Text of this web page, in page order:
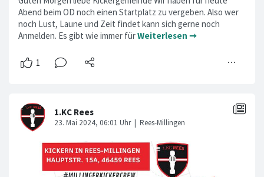
Abend beim OD noch einen Startplatz zu vergeben. Also wer
noch Lust, Laune und Zeit findet kann sich gerne noch
Anmelden. Es gibt wie immer fürWeiterlesen ➞